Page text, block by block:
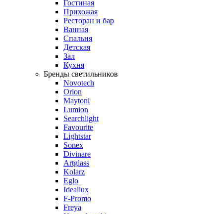
Гостиная
Прихожая
Ресторан и бар
Ванная
Спальня
Детская
Зал
Кухня
Бренды светильников
Novotech
Orion
Maytoni
Lumion
Searchlight
Favourite
Lightstar
Sonex
Divinare
Artglass
Kolarz
Eglo
Ideallux
F-Promo
Freya